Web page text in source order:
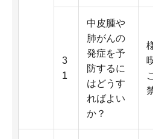
3
1
中皮腫や
肺がんの
発症を予
防するに
はどうす
ればよい
か？